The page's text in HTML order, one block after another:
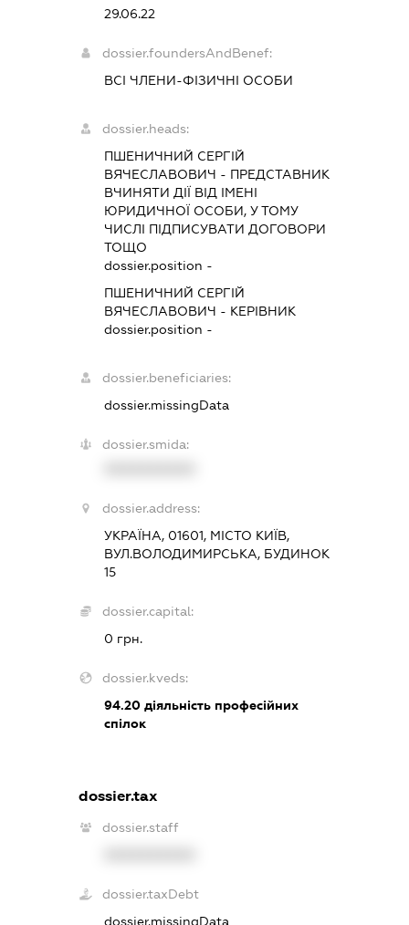
29.06.22
dossier.foundersAndBenef:
ВСІ ЧЛЕНИ-ФІЗИЧНІ ОСОБИ
dossier.heads:
ПШЕНИЧНИЙ СЕРГІЙ
ВЯЧЕСЛАВОВИЧ - ПРЕДСТАВНИК
ВЧИНЯТИ ДІЇ ВІД ІМЕНІ
ЮРИДИЧНОЇ ОСОБИ, У ТОМУ
ЧИСЛІ ПІДПИСУВАТИ ДОГОВОРИ
ТОЩО
dossier.position -
ПШЕНИЧНИЙ СЕРГІЙ
ВЯЧЕСЛАВОВИЧ - КЕРІВНИК
dossier.position -
dossier.beneficiaries:
dossier.missingData
dossier.smida:
dossier.address:
УКРАЇНА, 01601, МІСТО КИЇВ,
ВУЛ.ВОЛОДИМИРСЬКА, БУДИНОК
15
dossier.capital:
0 грн.
dossier.kveds:
94.20 діяльність професійних
спілок
dossier.tax
dossier.staff
dossier.taxDebt
dossier.missingData